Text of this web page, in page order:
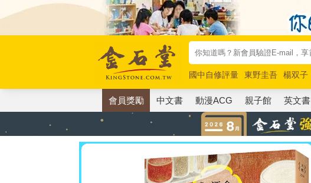
國中自修評量 東野圭吾 楊双子
唯紅花綻放
奧德賽 路邊攤新作
會員獎勵 中文書 動漫ACG 親子館 英文書